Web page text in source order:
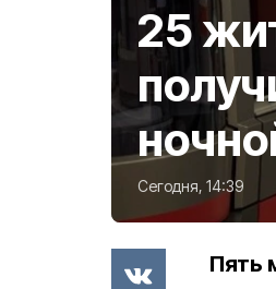
25
Сегодня, 14:39
Пять